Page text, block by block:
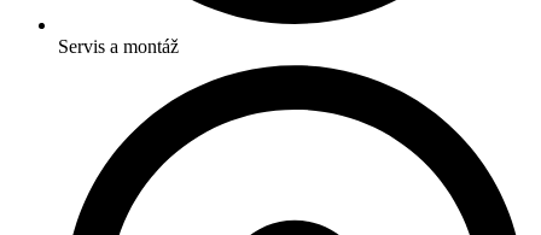
Servis a montáž